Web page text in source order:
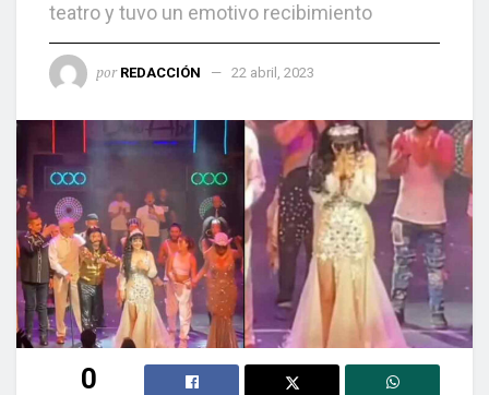
teatro y tuvo un emotivo recibimiento
por REDACCIÓN 22 abril, 2023
0